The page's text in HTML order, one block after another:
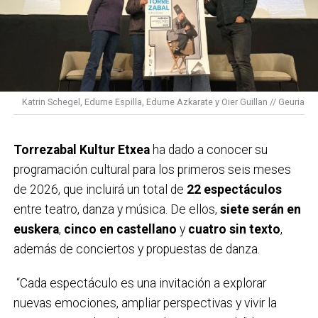
invitándoles a que los y las jugadoras, el equipo
técnico… luzcan un brazalete verde durante los
partidos y competiciones de los fines de semana del
30 de enero al 1 de febrero y del 6 al 8 de febrero.
Durante estos tres años hemos contado con el apoyo
de más de 320 clubes y equipos y más de 100.000
En el deporte la cinta negra simboliza el luto, así que
desde la Asociación queremos sustituir el negro por
el color verde, símbolo de la esperanza y la
supervivencia. Además, el deporte transmite valores
como el esfuerzo, el trabajo en equipo o la
superación, por lo que es un gran altavoz para recordar
que detrás de cada brazalete hay una persona, una
historia, una familia. Con esta iniciativa se da voz a las
Katrin Schegel, Edurne Espilla, Edurne Azkarate y Oier Guillan // Geuria
Torrezabal Kultur Etxeaha dado a conocer su
programación cultural para los primeros seis meses
de 2026, que incluirá un total de 22 espectáculos
entre teatro, danza y música. De ellos, siete serán en
euskera, cinco en castellano y cuatro sin texto,
además de conciertos y propuestas de danza.
“Cada espectáculo es una invitación a explorar
nuevas emociones, ampliar perspectivas y vivir la